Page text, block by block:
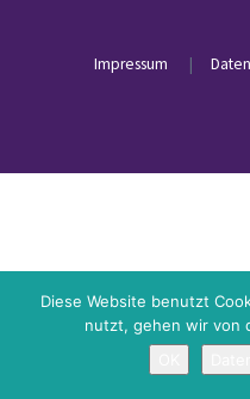
Impressum |
Diese Website benutzt
nutzt, gehen wir von